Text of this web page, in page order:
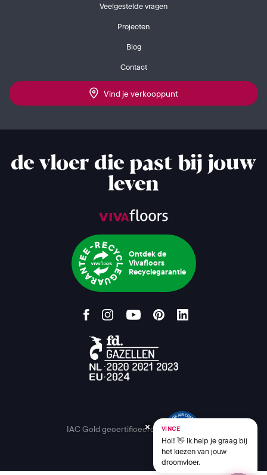
Veelgestelde vragen
Projecten
Blog
Contact
Vind je verkooppunt
de vloer die past bij jouw
leven
Ontdek de
Vivafloors
Recyclegarantie
IAC Gold gecertificeerd VINCE
Hoi! 👋 Ik help je graag bij
het kiezen van jouw
droomvloer.